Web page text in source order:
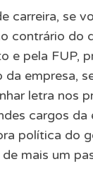
carreira, se
contrário do
e pela FUP,
empresa,
letra nos
cargos da
política do
mais um